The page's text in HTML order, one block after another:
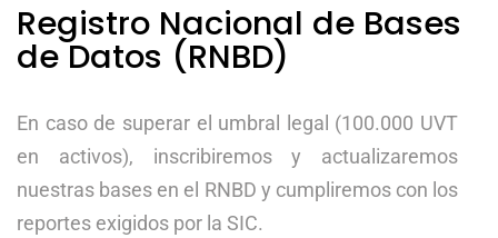
Registro Nacional de Bases
de Datos (RNBD)
En caso de superar el umbral legal (100.000 UVT
en activos), inscribiremos y actualizaremos
nuestras bases en el RNBD y cumpliremos con los
reportes exigidos por la SIC.